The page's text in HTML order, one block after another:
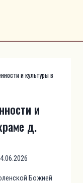
и культуры в
и
д.
Божией